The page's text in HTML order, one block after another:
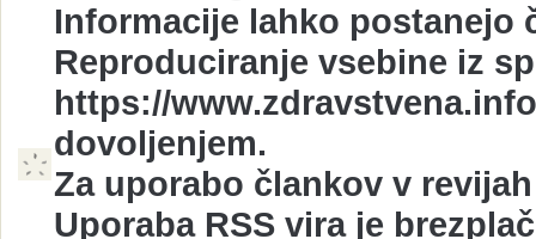
Informacije lahko postanejo
Reproduciranje vsebine iz
https://
dovoljenjem.
Za uporabo člankov v
Uporaba RSS vira je